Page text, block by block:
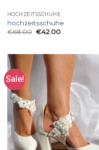
HOCHZEITSSCHUHE
hochzeitsschuhe
€68.00 €42.00
Sale!